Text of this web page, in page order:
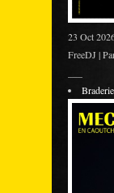
23 Oct
FreeDJ |